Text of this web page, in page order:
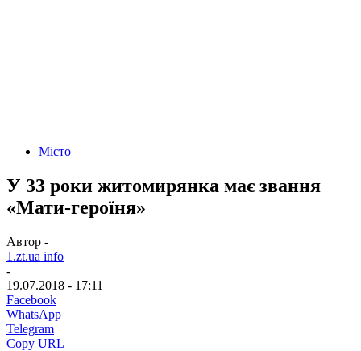
Місто
У 33 роки житомирянка має звання
«Мати-героїня»
Автор -
1.zt.ua info
-
19.07.2018 - 17:11
Facebook
WhatsApp
Telegram
Copy URL